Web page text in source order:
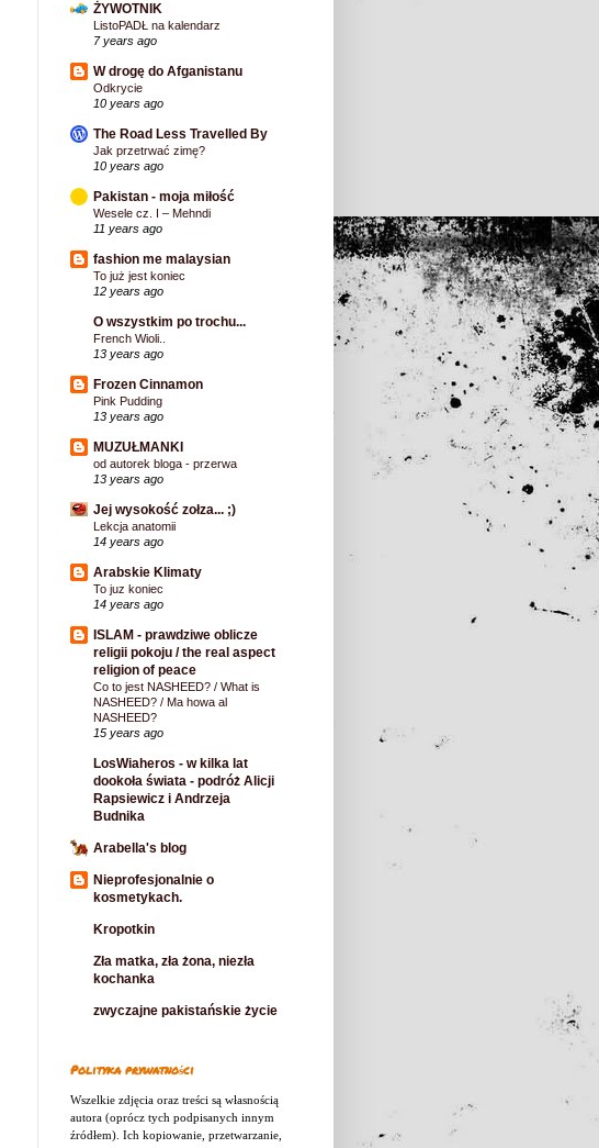
ŻYWOTNIK
ListoPADŁ na kalendarz
7 years ago
W drogę do Afganistanu
Odkrycie
10 years ago
The Road Less Travelled By
Jak przetrwać zimę?
10 years ago
Pakistan - moja miłość
Wesele cz. I – Mehndi
11 years ago
fashion me malaysian
To już jest koniec
12 years ago
O wszystkim po trochu...
French Wioli..
13 years ago
Frozen Cinnamon
Pink Pudding
13 years ago
MUZUŁMANKI
od autorek bloga - przerwa
13 years ago
Jej wysokość zołza... ;)
Lekcja anatomii
14 years ago
Arabskie Klimaty
To juz koniec
14 years ago
ISLAM - prawdziwe oblicze
religii pokoju / the real aspect
religion of peace
Co to jest NASHEED? / What is
NASHEED? / Ma howa al
NASHEED?
15 years ago
LosWiaheros - w kilka lat
dookoła świata - podróż Alicji
Rapsiewicz i Andrzeja
Budnika
Arabella's blog
Nieprofesjonalnie o
kosmetykach.
Kropotkin
Zła matka, zła żona, niezła
kochanka
zwyczajne pakistańskie życie
Polityka prywatności
Wszelkie zdjęcia oraz treści są własnością
autora (oprócz tych podpisanych innym
źródłem). Ich kopiowanie, przetwarzanie,